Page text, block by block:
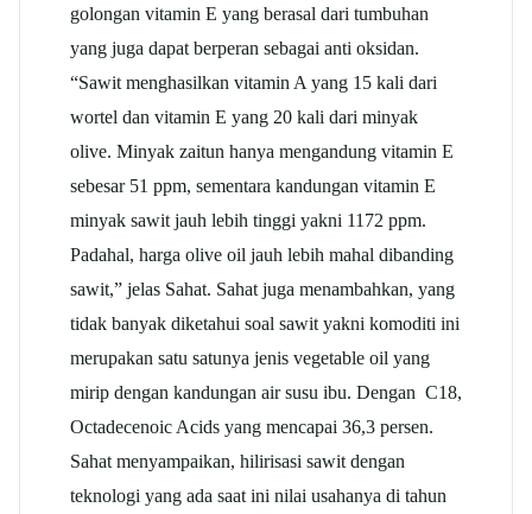
golongan vitamin E yang berasal dari tumbuhan
yang juga dapat berperan sebagai anti oksidan.
“Sawit menghasilkan vitamin A yang 15 kali dari
wortel dan vitamin E yang 20 kali dari minyak
olive. Minyak zaitun hanya mengandung vitamin E
sebesar 51 ppm, sementara kandungan vitamin E
minyak sawit jauh lebih tinggi yakni 1172 ppm.
Padahal, harga olive oil jauh lebih mahal dibanding
sawit,” jelas Sahat. Sahat juga menambahkan, yang
tidak banyak diketahui soal sawit yakni komoditi ini
merupakan satu satunya jenis vegetable oil yang
mirip dengan kandungan air susu ibu. Dengan C18,
Octadecenoic Acids yang mencapai 36,3 persen.
Sahat menyampaikan, hilirisasi sawit dengan
teknologi yang ada saat ini nilai usahanya di tahun